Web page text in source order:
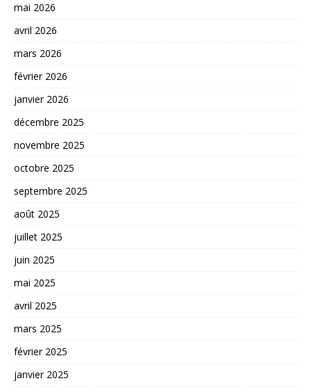
mai 2026
avril 2026
mars 2026
février 2026
janvier 2026
décembre 2025
novembre 2025
octobre 2025
septembre 2025
août 2025
juillet 2025
juin 2025
mai 2025
avril 2025
mars 2025
février 2025
janvier 2025